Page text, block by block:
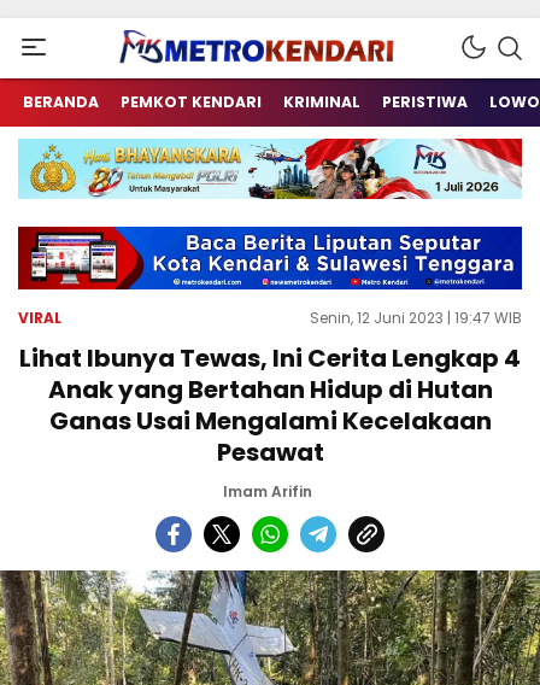
metrokendari
Berita Terkini Sulawesi Tenggara
BERANDA PEMKOT KENDARI KRIMINAL PERISTIWA
VIRAL Senin, 12 Juni 2023 | 19:47 WIB
Lihat Ibunya Tewas, Ini Cerita Lengkap 4
Anak yang Bertahan Hidup di Hutan
Ganas Usai Mengalami Kecelakaan
Pesawat
Imam Arifin